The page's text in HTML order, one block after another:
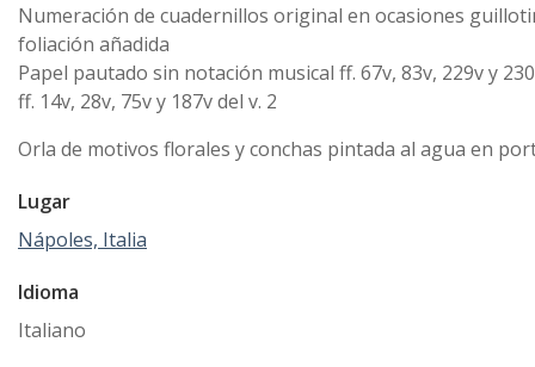
Numeración de cuadernillos original en ocasiones
foliación añadida
Papel pautado sin notación musical ff. 67v, 83v, 229v y
ff. 14v, 28v, 75v y 187v del v. 2
Orla de motivos florales y conchas pintada al agua en
Lugar
Nápoles, Italia
Idioma
Italiano